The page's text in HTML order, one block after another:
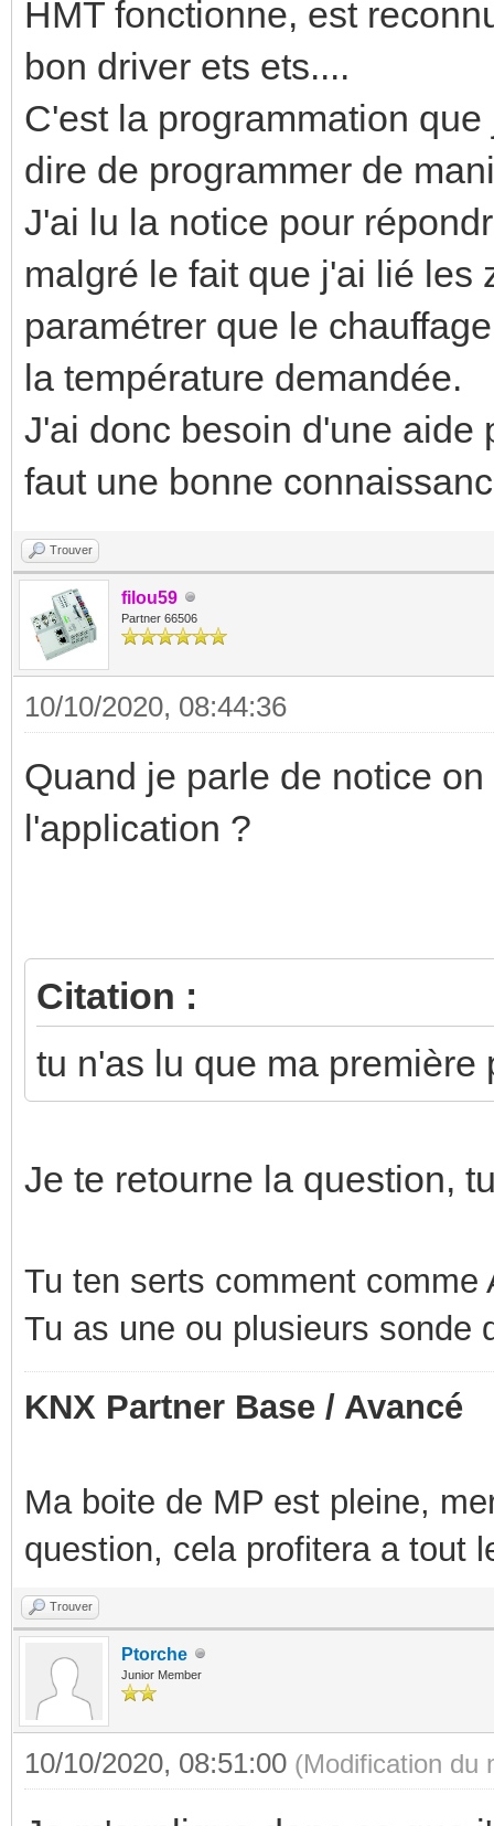
HMT fonctionne, est
bon driver ets ets....
C'est la programmation
dire de programmer de
J'ai lu la notice pour
malgré le fait que j'ai lié les
paramétrer que le
la température demandée.
J'ai donc besoin d'une aide
faut une bonne
Trouver
filou59
Partner 66506
10/10/2020, 08:44:36
Quand je parle de notice
l'application ?
Citation :
tu n'as lu que ma première
Je te retourne la question,
Tu ten serts comment comme
Tu as une ou plusieurs sonde
KNX Partner Base / Avancé
Ma boite de MP est pleine,
question, cela profitera a tout
Trouver
Ptorche
Junior Member
10/10/2020, 08:51:00 (Modification du